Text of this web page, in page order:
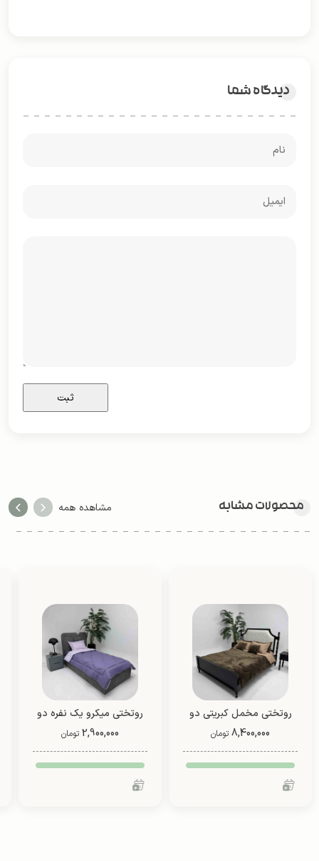
دیدگاه شما
محصولات مشابه مشاهده همه
روتختی مخمل کبریتی دو
نفره (طرح 1)
8,400,000 تومان
روتختی میکرو یک نفره دو
رو (طرح 3)
2,900,000 تومان